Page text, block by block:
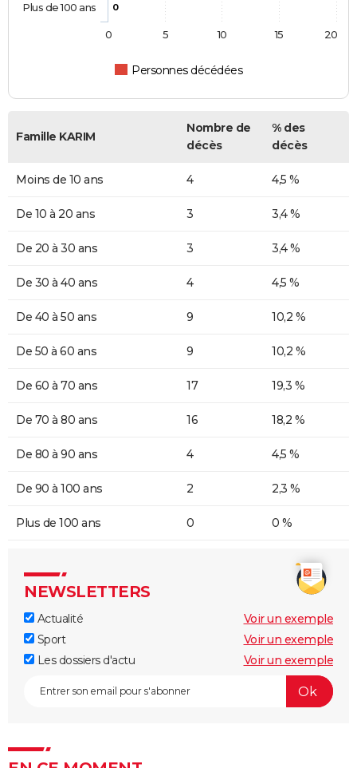
0
Personnes décédées
Plus de 100 ans
0 5 10 15 20
Famille KARIM
Nombre de
décès
% des
décès
Moins de 10 ans 4 4,5 %
De 10 à 20 ans 3 3,4 %
De 20 à 30 ans 3 3,4 %
De 30 à 40 ans 4 4,5 %
De 40 à 50 ans 9 10,2 %
De 50 à 60 ans 9 10,2 %
De 60 à 70 ans 17 19,3 %
De 70 à 80 ans 16 18,2 %
De 80 à 90 ans 4 4,5 %
De 90 à 100 ans 2 2,3 %
Plus de 100 ans 0 0 %
NEWSLETTERS
Actualité
Voir un exemple
Sport
Voir un exemple
Les dossiers d'actu
Voir un exemple